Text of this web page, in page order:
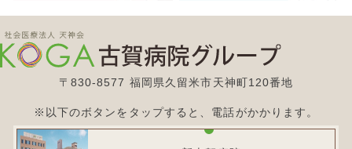
〒830-8577 福岡県久留米市天神町120番地
※以下のボタンをタップすると、電話がかかります。